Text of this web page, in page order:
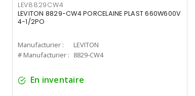
LEV8829CW4
LEVITON 8829-CW4 PORCELAINE PLAST 660W600V
4-1/2PO
Manufacturier :
LEVITON
# Manufacturier : 8829-CW4
En inventaire